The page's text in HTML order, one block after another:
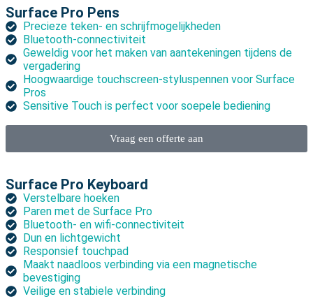
Surface Pro Pens
Precieze teken- en schrijfmogelijkheden
Bluetooth-connectiviteit
Geweldig voor het maken van aantekeningen tijdens de
vergadering
Hoogwaardige touchscreen-styluspennen voor Surface
Pros
Sensitive Touch is perfect voor soepele bediening
Vraag een offerte aan
Surface Pro Keyboard
Verstelbare hoeken
Paren met de Surface Pro
Bluetooth- en wifi-connectiviteit
Dun en lichtgewicht
Responsief touchpad
Maakt naadloos verbinding via een magnetische
bevestiging
Veilige en stabiele verbinding